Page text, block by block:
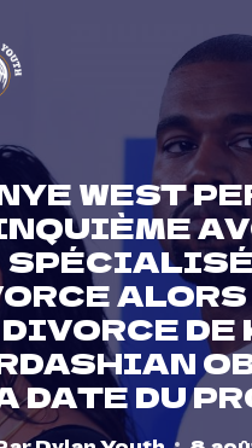
WEST
ALORS
DIVORCE DE
DATE DU